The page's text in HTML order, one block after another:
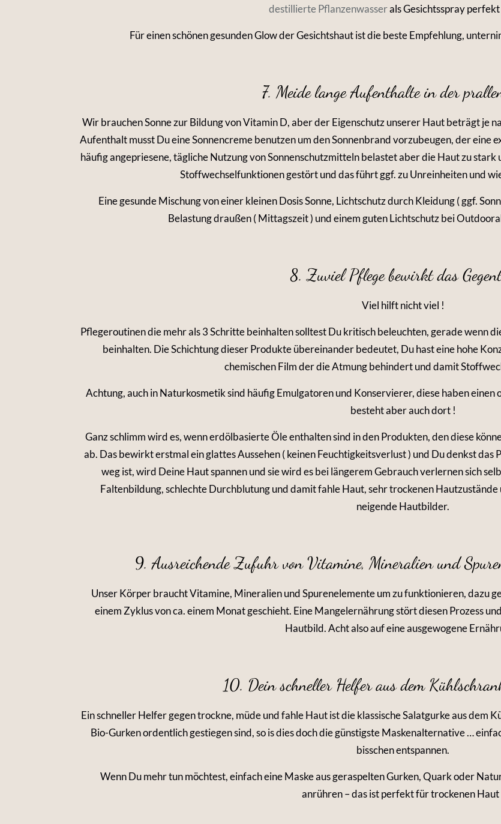
destillierte Pflanzenwasserals Gesichtsspray
Für einen schönen gesunden Glow der Gesichtshaut ist die beste Empfehlung,
7. Meide lange Aufenthalte in der
Wir brauchen Sonne zur Bildung von Vitamin D, aber der Eigenschutz unserer Haut beträgt je
Aufenthalt musst Du eine Sonnencreme benutzen um den Sonnenbrand vorzubeugen, der eine
häufig angepriesene, tägliche Nutzung von Sonnenschutzmitteln belastet aber die Haut zu
Stoffwechselfunktionen gestört und das führt ggf. zu Unreinheiten und
Eine gesunde Mischung von einer kleinen Dosis Sonne, Lichtschutz durch Kleidung ( ggf.
Belastung draußen ( Mittagszeit ) und einem guten Lichtschutz bei
8. Zuviel Pflege bewirkt das
Viel hilft nicht viel !
Pflegeroutinen die mehr als 3 Schritte beinhalten solltest Du kritisch beleuchten, gerade wenn
beinhalten. Die Schichtung dieser Produkte übereinander bedeutet, Du hast eine hohe
chemischen Film der die Atmung behindert und damit
Achtung, auch in Naturkosmetik sind häufig Emulgatoren und Konservierer, diese haben
besteht aber auch dort !
Ganz schlimm wird es, wenn erdölbasierte Öle enthalten sind in den Produkten, den diese
ab. Das bewirkt erstmal ein glattes Aussehen ( keinen Feuchtigkeitsverlust ) und Du denkst
weg ist, wird Deine Haut spannen und sie wird es bei längerem Gebrauch verlernen sich
Faltenbildung, schlechte Durchblutung und damit fahle Haut, sehr trockenen
neigende Hautbilder.
9. Ausreichende Zufuhr von Vitamine, Mineralien und
Unser Körper braucht Vitamine, Mineralien und Spurenelemente um zu funktionieren, dazu
einem Zyklus von ca. einem Monat geschieht. Eine Mangelernährung stört diesen Prozess
Hautbild. Acht also auf eine ausgewogene
10. Dein schneller Helfer aus dem
Ein schneller Helfer gegen trockne, müde und fahle Haut ist die klassische Salatgurke aus dem
Bio-Gurken ordentlich gestiegen sind, so is dies doch die günstigste Maskenalternative …
bisschen entspannen.
Wenn Du mehr tun möchtest, einfach eine Maske aus geraspelten Gurken, Quark oder
anrühren – das ist perfekt für trockenen Haut